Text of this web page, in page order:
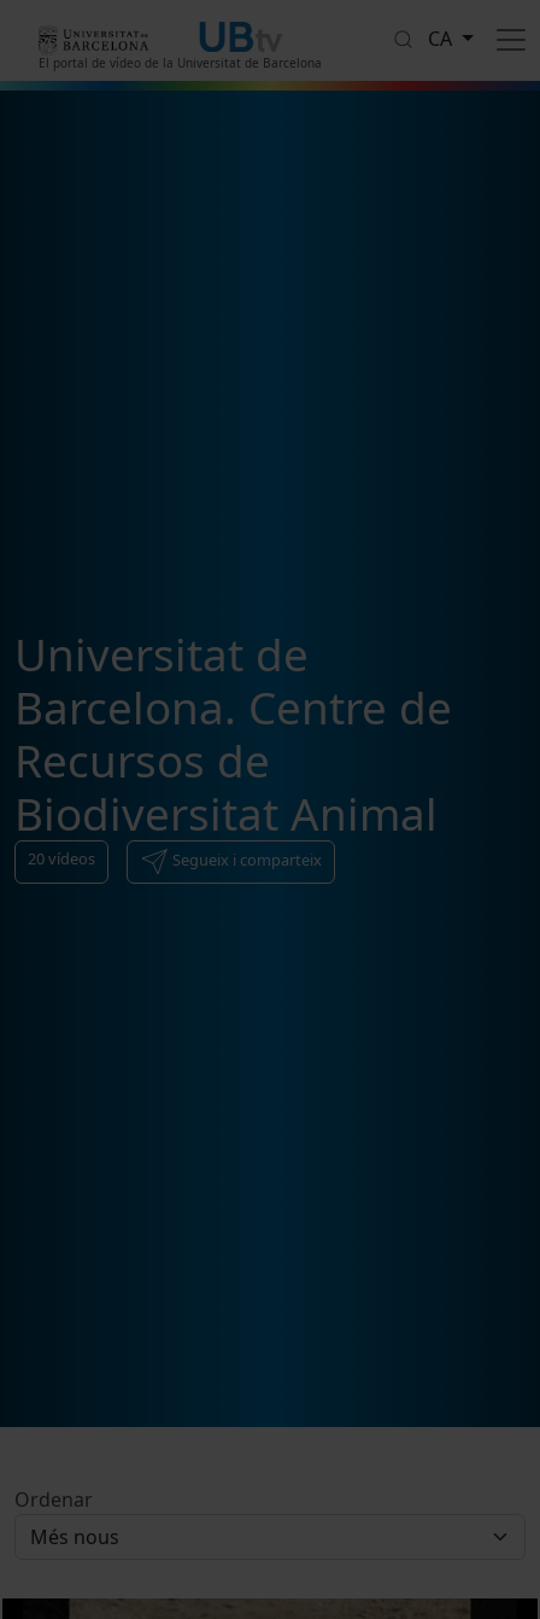
El portal de vídeo de la Universitat de Barcelona
CA
Universitat de
Barcelona. Centre de
Recursos de
Biodiversitat Animal
20vídeos Segueix i comparteix
Ordenar